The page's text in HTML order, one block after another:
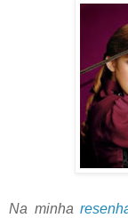
Na minha